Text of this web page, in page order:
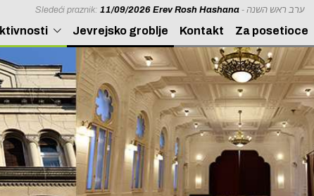
Sledeći praznik:11/09/2026 Erev Rosh Hashana - ערב ראש השנה
Jevrejsko groblje Kontakt Za posetioce